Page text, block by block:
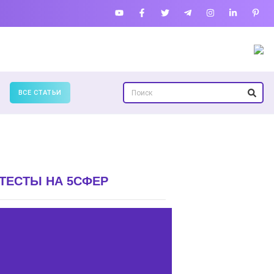
ВСЕ СТАТЬИ
НА 5СФЕР